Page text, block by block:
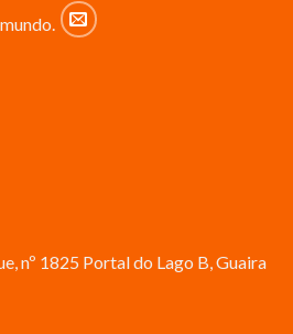
nº 1825 Portal do Lago B, Guaira